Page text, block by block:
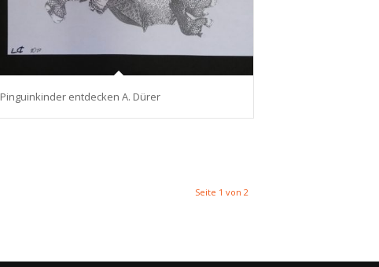
Pinguinkinder entdecken A. Dürer
Seite 1 von 2